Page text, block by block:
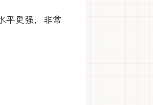
平更强，非常